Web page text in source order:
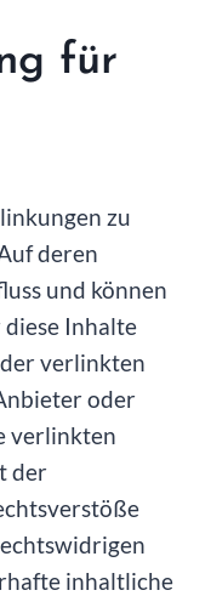
für
zu
deren
und können
Inhalte
verlinkten
oder
verlinkten
der
inhaltliche